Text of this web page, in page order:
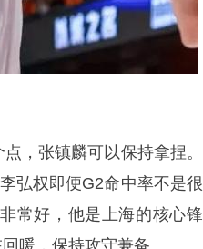
，张镇麟可以保持拿捏。
弘权即便G2命中率不是很
常好，他是上海的核心锋
暖，保持攻守兼备。